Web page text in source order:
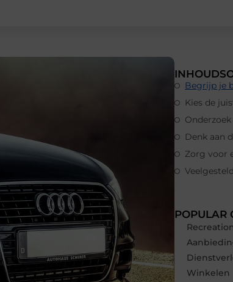
Begrijp je
Kies de
Denk aan
Zorg voor
POPULAR
Winkelen